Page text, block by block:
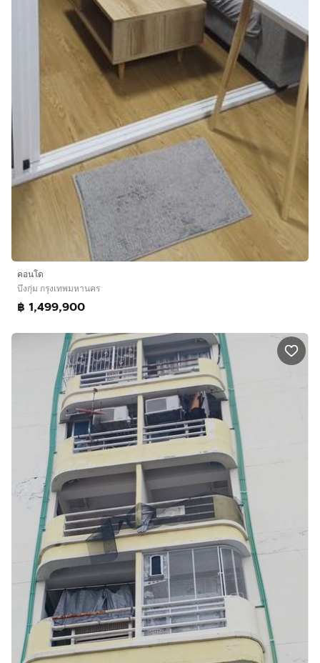
คอนโด
บึงกุ่ม กรุงเทพมหานคร
฿ 1,499,900